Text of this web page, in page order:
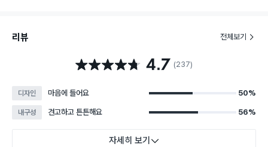
리뷰 전체보기
별점 4.7점 4.7 (237)
디자인 마음에 들어요 50%
내구성 견고하고 튼튼해요 56%
자세히 보기